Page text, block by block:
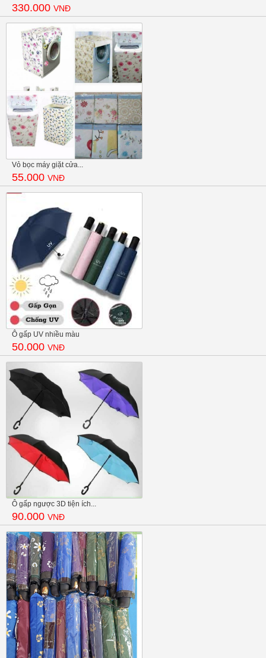
330.000 VNĐ
Vỏ bọc máy giặt cửa...
55.000 VNĐ
Ô gấp UV nhiều màu
50.000 VNĐ
Ô gấp ngược 3D tiện ích...
90.000 VNĐ